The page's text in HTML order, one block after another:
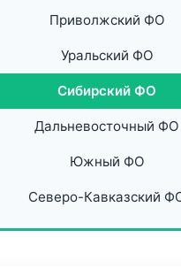
Приволжский ФО
Уральский ФО
Сибирский ФО
Дальневосточный ФО
Южный ФО
Северо-Кавказский